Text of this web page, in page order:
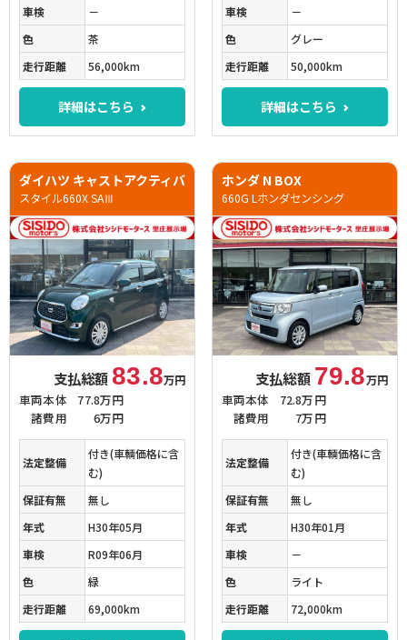
車検
－
色
茶
走行距離
56,000km
詳細はこちら
車検
－
色
グレー
走行距離
50,000km
詳細はこちら
ダイハツ キャストアクティバ
スタイル660X SAⅢ
支払総額 83.8万円
車両本体
77.8万円
諸費用
6万円
法定整備
付き(車輌価格に含
む)
保証有無
無し
年式
H30年05月
車検
R09年06月
色
緑
走行距離
69,000km
ホンダ N BOX
660G Lホンダセンシング
支払総額 79.8万円
車両本体
72.8万円
諸費用
7万円
法定整備
付き(車輌価格に含
む)
保証有無
無し
年式
H30年01月
車検
－
色
ライト
走行距離
72,000km